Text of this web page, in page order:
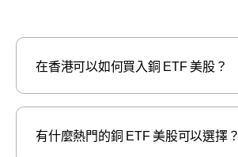
在香港可以如何買入銅 ETF 美股？
有什麼熱門的銅 ETF 美股可以選擇？